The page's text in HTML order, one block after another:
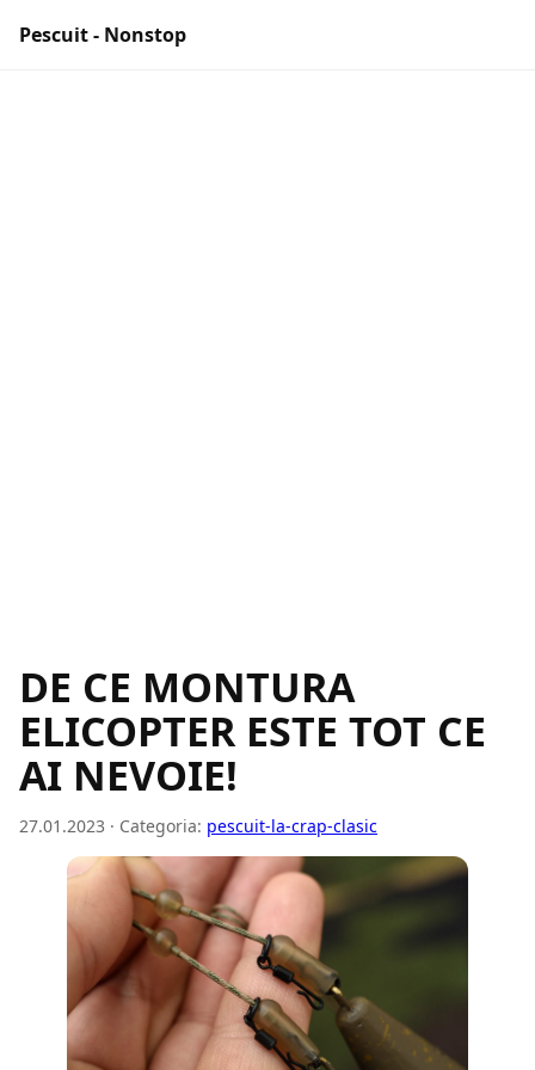
Pescuit - Nonstop
DE CE MONTURA
ELICOPTER ESTE TOT CE
AI NEVOIE!
27.01.2023 · Categoria: pescuit-la-crap-clasic